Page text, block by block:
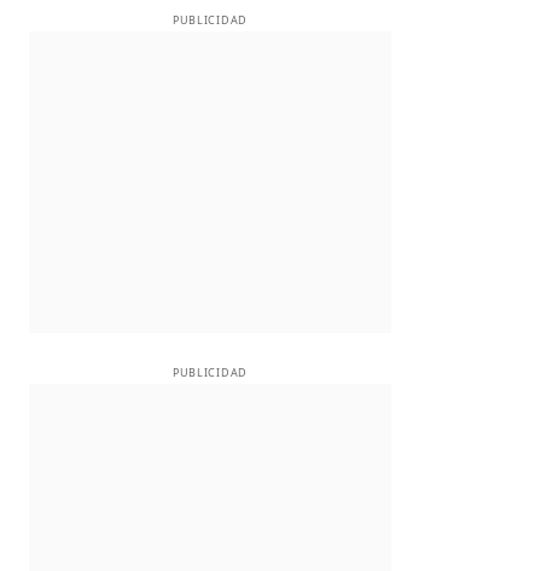
PUBLICIDAD
PUBLICIDAD